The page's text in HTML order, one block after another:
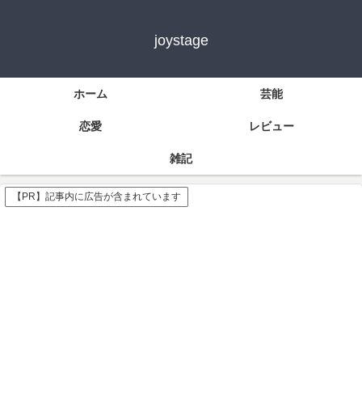
joystage
ホーム 芸能
恋愛 レビュー
雑記
【PR】記事内に広告が含まれています